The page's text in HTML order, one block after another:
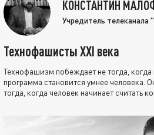
КОНСТАНТИН
Учредитель телеканала
Технофашисты XXI века
Технофашизм побеждает не тогда, когда
программа становится умнее человека.
тогда, когда человек начинает считать